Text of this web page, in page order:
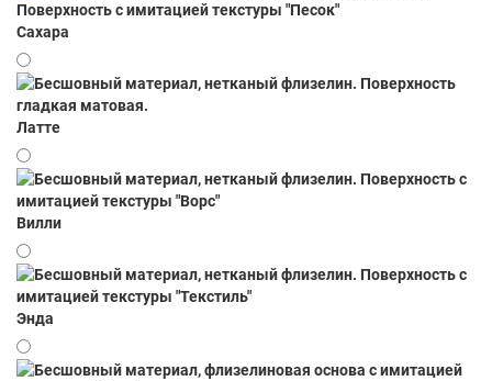
Сахара
Латте
Вилли
Энда